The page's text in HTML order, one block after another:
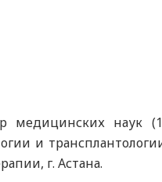
медицинских наук
и
г. Астана.